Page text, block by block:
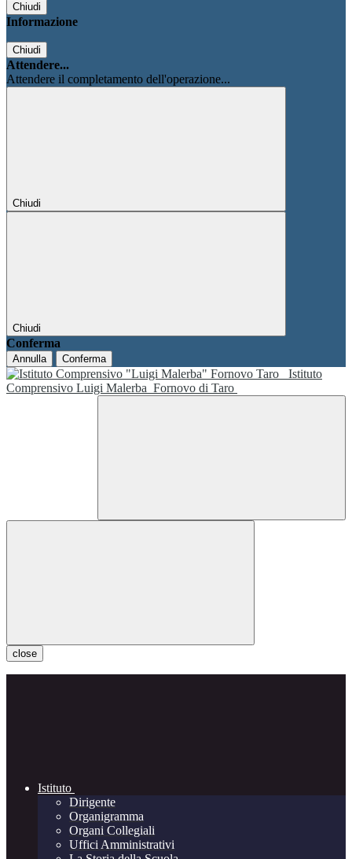
Chiudi
Informazione
Chiudi
Attendere...
Attendere il completamento dell'operazione...
Chiudi
Chiudi
Conferma
Annulla Conferma
Istituto
Comprensivo Luigi Malerba Fornovo di Taro
close
Istituto
Dirigente
Organigramma
Organi Collegiali
Uffici Amministrativi